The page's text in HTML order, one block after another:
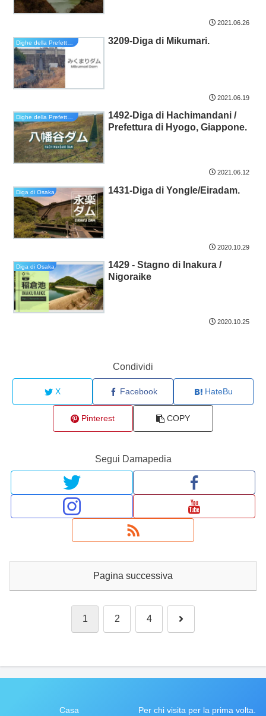
2021.06.26
3209-Diga di Mikumari.
2021.06.19
Dighe della Prefettura di Hyogo
1492-Diga di Hachimandani /
Prefettura di Hyogo, Giappone.
2021.06.12
Diga di Osaka 1431-Diga di Yongle/Eiradam.
2020.10.29
Diga di Osaka
1429 - Stagno di Inakura /
Nigoraike
2020.10.25
Condividi
X Facebook HateBu
Pinterest COPY
Segui Damapedia
Pagina successiva
1 2 4 次
Casa Per chi visita per la prima volta.